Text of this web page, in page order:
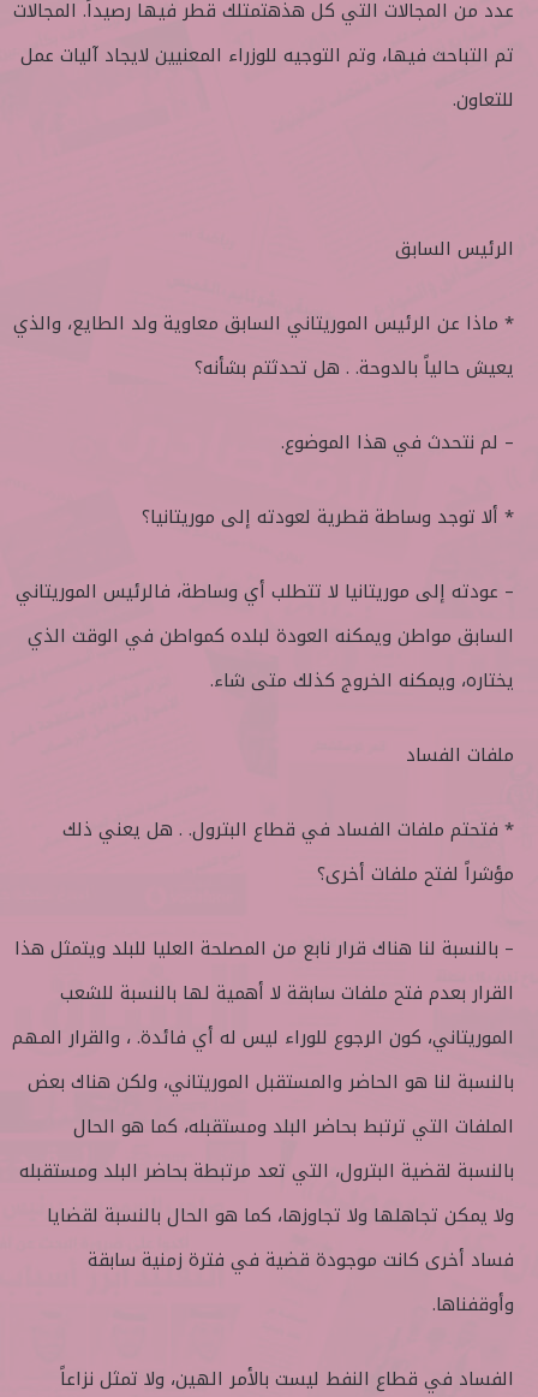
عدد من المجالات التي كل هذهتمتلك قطر فيها رصيداً. المجالات
تم التباحث فيها، وتم التوجيه للوزراء المعنيين لايجاد آليات عمل
للتعاون.
الرئيس السابق
* ماذا عن الرئيس الموريتاني السابق معاوية ولد الطايع، والذي
يعيش حالياً بالدوحة. . هل تحدثتم بشأنه؟
– لم نتحدث في هذا الموضوع.
* ألا توجد وساطة قطرية لعودته إلى موريتانيا؟
– عودته إلى موريتانيا لا تتطلب أي وساطة، فالرئيس الموريتاني
السابق مواطن ويمكنه العودة لبلده كمواطن في الوقت الذي
يختاره، ويمكنه الخروج كذلك متى شاء.
ملفات الفساد
* فتحتم ملفات الفساد في قطاع البترول. . هل يعني ذلك
مؤشراً لفتح ملفات أخرى؟
– بالنسبة لنا هناك قرار نابع من المصلحة العليا للبلد ويتمثل هذا
القرار بعدم فتح ملفات سابقة لا أهمية لها بالنسبة للشعب
الموريتاني، كون الرجوع للوراء ليس له أي فائدة. ، والقرار المهم
بالنسبة لنا هو الحاضر والمستقبل الموريتاني، ولكن هناك بعض
الملفات التي ترتبط بحاضر البلد ومستقبله، كما هو الحال
بالنسبة لقضية البترول، التي تعد مرتبطة بحاضر البلد ومستقبله
ولا يمكن تجاهلها ولا تجاوزها، كما هو الحال بالنسبة لقضايا
فساد أخرى كانت موجودة قضية في فترة زمنية سابقة
وأوقفناها.
الفساد في قطاع النفط ليست بالأمر الهين، ولا تمثل نزاعاً